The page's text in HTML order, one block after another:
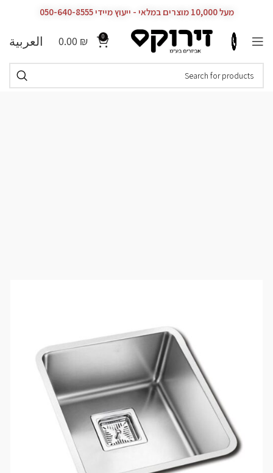
מעל 10,000 מוצרים במלאי - ייעוץ מיידי 050-640-8555
0
0.00 ₪ العربية